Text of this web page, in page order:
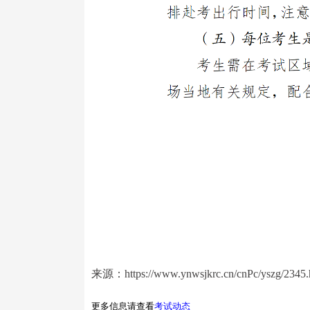
来源：https://www.ynwsjkrc.cn/cnPc/yszg/
更多信息请查看考试动态